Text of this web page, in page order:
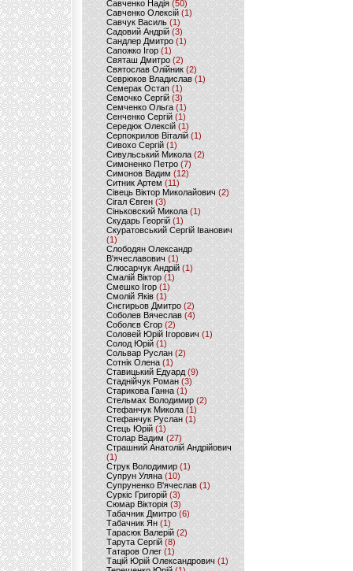
Савченко Надія (50)
Савченко Олексій(1)
Савчук Василь (1)
Садовий Андрій (3)
Сандлер Дмитро(1)
Сапожко Ігор(1)
Святаш Дмитро (2)
Святослав Олійник (2)
Севрюков Владислав (1)
Семерак Остап (1)
Семочко Сергій (3)
Семченко Ольга (1)
Сенченко Сергій(1)
Середюк Олексій(1)
Серпокрилов Віталій(1)
Сивохо Сергій(1)
Сивульський Микола(2)
Симоненко Петро(7)
Симонов Вадим (12)
Ситник Артем(11)
Сівець Віктор Миколайович(2)
Сігал Євген (3)
Сіньковский Микола(1)
Скударь Георгій (1)
Скуратовський Сергій Іванович
(1)
Слободян Олександр
В'ячеславович(1)
Слюсарчук Андрій(1)
Смалій Віктор (1)
Смешко Ігор (1)
Смолій Яків (1)
Снєгирьов Дмитро (2)
Соболев Вячеслав (4)
Соболєв Єгор(2)
Соловей Юрій Ігорович (1)
Солод Юрій (1)
Сольвар Руслан (2)
Сотнік Олена(1)
Ставицький Едуард (9)
Стаднійчук Роман(3)
Старикова Ганна (1)
Стельмах Володимир(2)
Стефанчук Микола (1)
Стефанчук Руслан (1)
Стець Юрій (1)
Столар Вадим(27)
Страшний Анатолій Андрійович
(1)
Струк Володимир (1)
Супрун Уляна (10)
Супруненко В'ячеслав (1)
Суркіс Григорій (3)
Сюмар Вікторія (3)
Табачник Дмитро (6)
Табачник Ян(1)
Тарасюк Валерій (2)
Тарута Сергій (8)
Татаров Олег(1)
Тацій Юрій Олександрович(1)